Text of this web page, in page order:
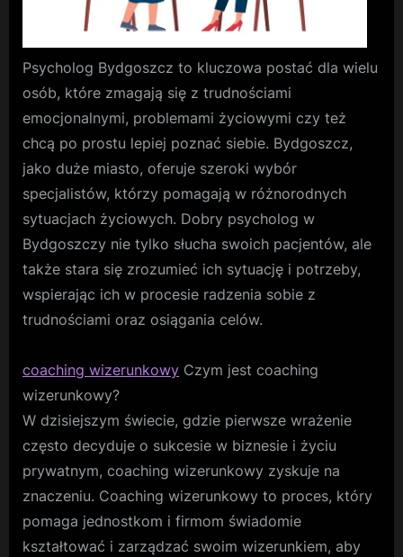
Psycholog Bydgoszcz to kluczowa postać dla wielu
osób, które zmagają się z trudnościami
emocjonalnymi, problemami życiowymi czy też
chcą po prostu lepiej poznać siebie. Bydgoszcz,
jako duże miasto, oferuje szeroki wybór
specjalistów, którzy pomagają w różnorodnych
sytuacjach życiowych. Dobry psycholog w
Bydgoszczy nie tylko słucha swoich pacjentów, ale
także stara się zrozumieć ich sytuację i potrzeby,
wspierając ich w procesie radzenia sobie z
trudnościami oraz osiągania celów.
coaching wizerunkowy Czym jest coaching
wizerunkowy?
W dzisiejszym świecie, gdzie pierwsze wrażenie
często decyduje o sukcesie w biznesie i życiu
prywatnym, coaching wizerunkowy zyskuje na
znaczeniu. Coaching wizerunkowy to proces, który
pomaga jednostkom i firmom świadomie
kształtować i zarządzać swoim wizerunkiem, aby